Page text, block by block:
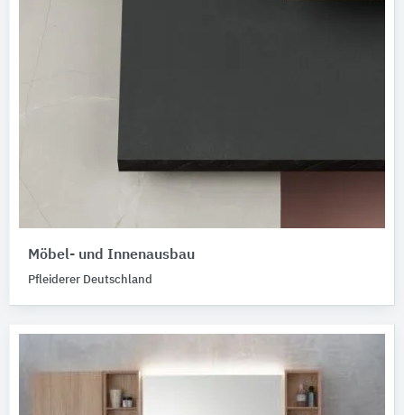
Möbel- und Innenausbau
Pfleiderer Deutschland